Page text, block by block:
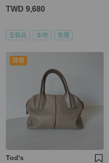
TWD 9,680
全新品 本地 免運
降價
Tod's